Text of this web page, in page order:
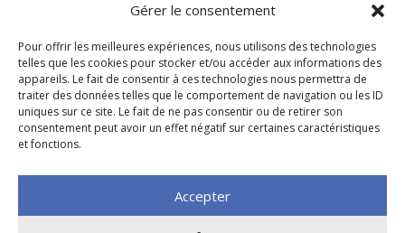
Gérer le consentement
Pour offrir les meilleures expériences, nous utilisons des technologies
telles que les cookies pour stocker et/ou accéder aux informations des
appareils. Le fait de consentir à ces technologies nous permettra de
traiter des données telles que le comportement de navigation ou les ID
uniques sur ce site. Le fait de ne pas consentir ou de retirer son
consentement peut avoir un effet négatif sur certaines caractéristiques
et fonctions.
Accepter
Politique de confidentialité